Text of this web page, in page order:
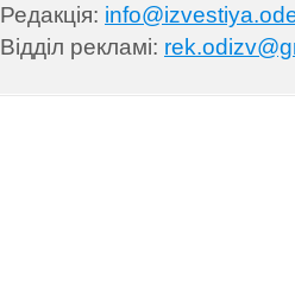
Редакція:
Відділ рекламі: